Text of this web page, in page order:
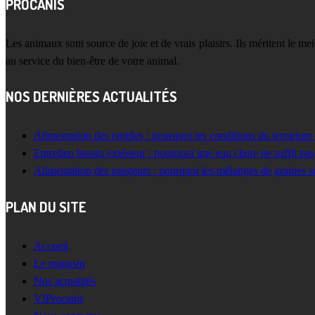
PROCANIS
Les animaux sont source de joie et de vrais plaisirs. Ils méritent le
au service du bien-être de votre animal.
NOS DERNIÈRES ACTUALITÉS
Alimentation des reptiles : pourquoi les conditions du terrarium
Entretien bassin extérieur : pourquoi une eau claire ne suffit pas
Alimentation des rongeurs : pourquoi les mélanges de graines
PLAN DU SITE
Accueil
Le magasin
Nos actualités
VIProcanis